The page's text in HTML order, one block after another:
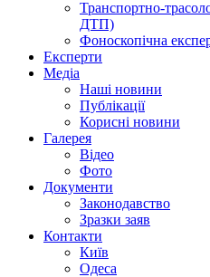
Транспортно-
ДТП)
Фоноскопічна
Експерти
Медіа
Наші новини
Публікації
Корисні новини
Галерея
Відео
Фото
Документи
Законодавство
Зразки заяв
Контакти
Київ
Одеса